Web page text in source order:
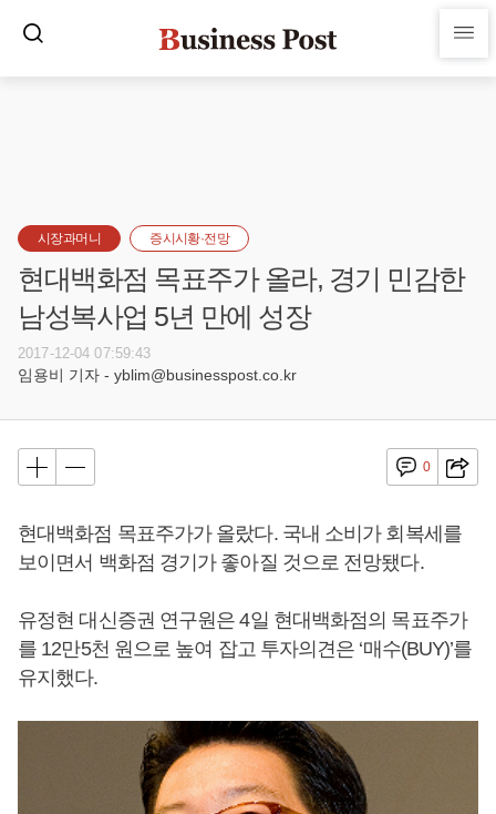
시장과머니 증시시황·전망
현대백화점 목표주가 올라, 경기 민감한
남성복사업 5년 만에 성장
2017-12-04 07:59:43
임용비 기자 - yblim@businesspost.co.kr
0
현대백화점 목표주가가 올랐다. 국내 소비가 회복세를
보이면서 백화점 경기가 좋아질 것으로 전망됐다.
유정현 대신증권 연구원은 4일 현대백화점의 목표주가
를 12만5천 원으로 높여 잡고 투자의견은 ‘매수(BUY)’를
유지했다.